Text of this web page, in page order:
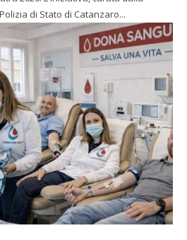
di Stato di Catanzaro...